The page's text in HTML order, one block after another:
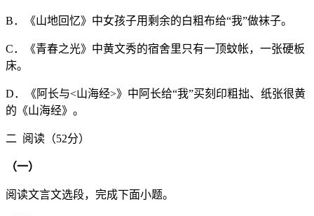
B．《山地回忆》中女孩子用剩余的白粗布给“我”做袜子。
C．《青春之光》中黄文秀的宿舍里只有一顶蚊帐，一张硬板
床。
D．《阿长与<山海经>》中阿长给“我”买刻印粗拙、纸张很黄
的《山海经》。
二 阅读（52分）
（一）
阅读文言文选段，完成下面小题。